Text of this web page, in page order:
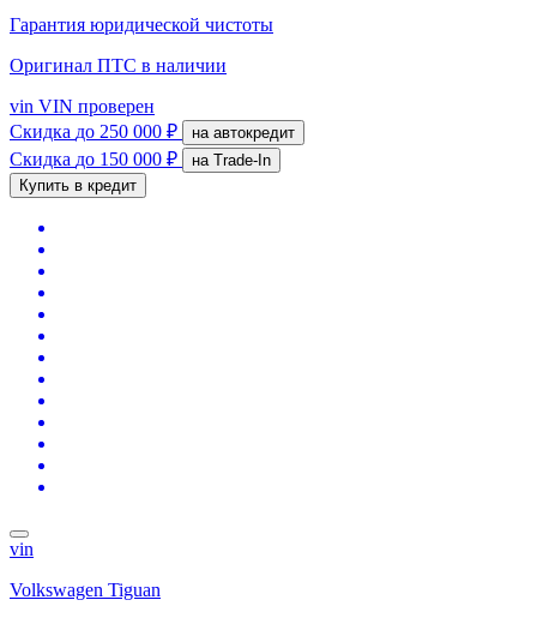
Гарантия юридической чистоты
Оригинал ПТС в наличии
vin VIN проверен
Скидка до 250 000 ₽ на автокредит
Скидка до 150 000 ₽
на Trade-In
Купить в кредит
vin
Volkswagen Tiguan